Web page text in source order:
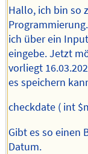
Hallo, ich bin so
ich über ein
eingebe. Jetzt
vorliegt
es speichern
checkdate ( int
Gibt es so einen
Datum.